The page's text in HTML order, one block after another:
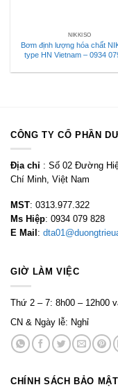
NIKKISO
Bơm định lượng hóa chất
type HN Vietnam – 0934
CÔNG TY CỔ PHẦN
Địa chỉ : Số 02 Đường
Chí Minh, Việt Nam
MST: 0313.977.322
Ms Hiệp: 0934 079 828
E Mail :
GIỜ LÀM VIỆC
Thứ 2 – 7: 8h00 – 12h00
CN & Ngày lễ: Nghỉ
CHÍNH SÁCH BẢO